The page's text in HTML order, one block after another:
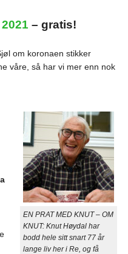
– gratis!
om koronaen stikker
våre, så har vi mer enn nok
EN PRAT MED KNUT – OM
KNUT: Knut Høydal har
bodd hele sitt snart 77 år
lange liv her i Re, og få